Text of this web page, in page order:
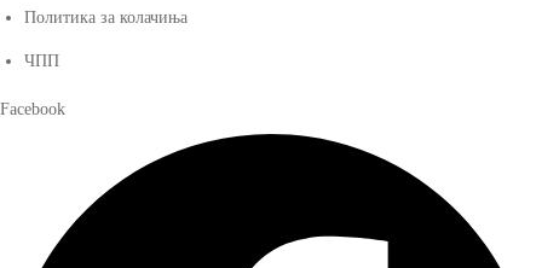
Политика за колачиња
ЧПП
Facebook